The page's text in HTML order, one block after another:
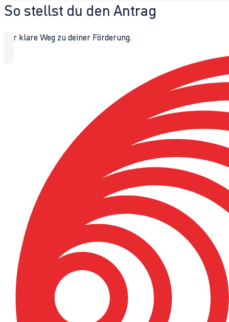
So stellst du den Antrag
Der klare Weg zu deiner Förderung.